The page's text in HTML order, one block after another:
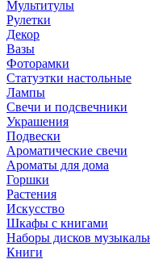
Мультитулы
Рулетки
Декор
Вазы
Фоторамки
Статуэтки настольные
Лампы
Свечи и подсвечники
Украшения
Подвески
Ароматические свечи
Ароматы для дома
Горшки
Растения
Искусство
Шкафы с книгами
Наборы дисков
Книги